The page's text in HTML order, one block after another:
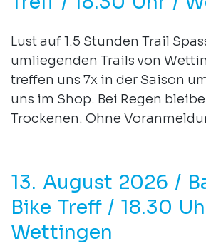
Lust auf 1.5 Stunden Trail
umliegenden Trails von
treffen uns 7x in der Saison
uns im Shop. Bei Regen
Trockenen. Ohne
13. August 2026 /
Bike Treff / 18.30
Wettingen